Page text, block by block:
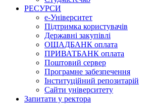
РЕСУРСИ
е-Університет
Підтримка користувачів
Державні закупівлі
ОЩАДБАНК оплата
ПРИВАТБАНК оплата
Поштовий сервер
Програмне забезпечення
Інституційний репозитарій
Сайти університету
Запитати у ректора